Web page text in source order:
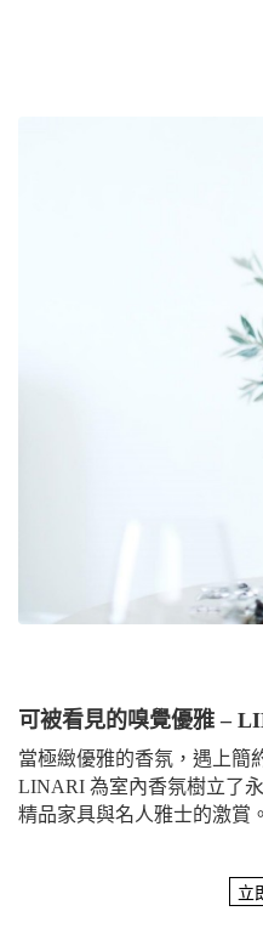
可被看見的嗅覺優雅 –
當極緻優雅的香氛，遇上簡
LINARI 為室內香氛樹立了
精品家具與名人雅士的激賞。